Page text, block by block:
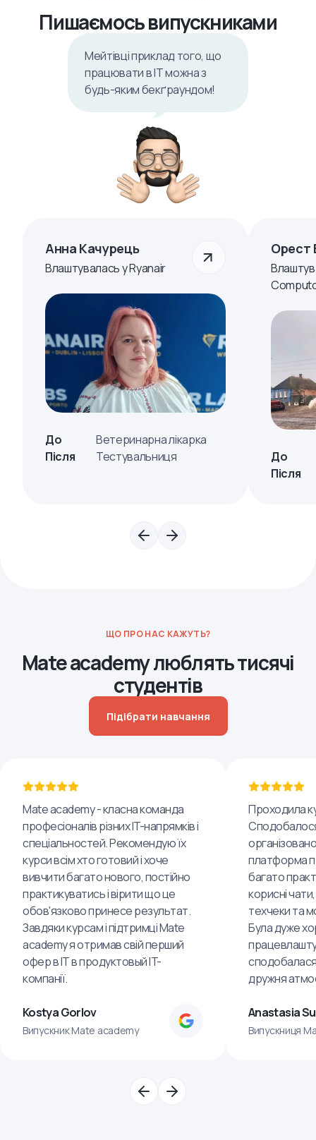
Пишаємось випускниками
Мейтівці приклад того, що
працювати в ІТ можна з
будь-яким бекґраундом!
Анна Качурець
Влаштувалась у Ryanair
До
Ветеринарна лікарка
Після
Тестувальниця
Орест
До
Після
ЩО ПРО НАС КАЖУТЬ?
Mate academy люблять тисячі
студентів
Підібрати навчання
Mate academy - класна команда
професіоналів різних IT-напрямків і
спеціальностей. Рекомендую їх
курси всім хто готовий і хоче
вивчити багато нового, постійно
практикуватись і вірити що це
обов'язково принесе результат.
Завдяки курсам і підтримці Mate
academy я отримав свій перший
офер в IT в продуктовый IT-
компанії.
Kostya Gorlov
Випускник Mate academy
Проходила
платформа
багато
корисні
техчеки та
Була дуже
дружня
Anastasia
Випускниця